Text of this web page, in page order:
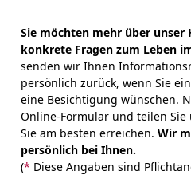
Sie möchten mehr über unser
konkrete Fragen zum Leben
senden wir Ihnen
persönlich zurück, wenn Sie
eine Besichtigung wünschen.
Online-Formular und teilen
Sie am besten erreichen. Wir
persönlich bei Ihnen.
(* Diese Angaben sind